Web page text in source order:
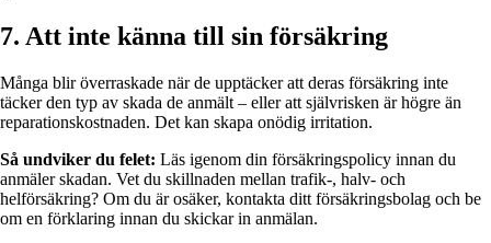
7. Att inte känna till sin försäkring
Många blir överraskade när de upptäcker att deras försäkring inte
täcker den typ av skada de anmält – eller att självrisken är högre än
reparationskostnaden. Det kan skapa onödig irritation.
Så undviker du felet: Läs igenom din försäkringspolicy innan du
anmäler skadan. Vet du skillnaden mellan trafik-, halv- och
helförsäkring? Om du är osäker, kontakta ditt försäkringsbolag och be
om en förklaring innan du skickar in anmälan.